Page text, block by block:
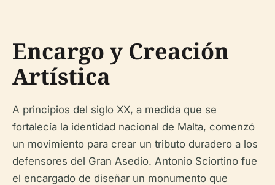
Encargo y Creación
Artística
A principios del siglo XX, a medida que se
fortalecía la identidad nacional de Malta, comenzó
un movimiento para crear un tributo duradero a los
defensores del Gran Asedio. Antonio Sciortino fue
el encargado de diseñar un monumento que